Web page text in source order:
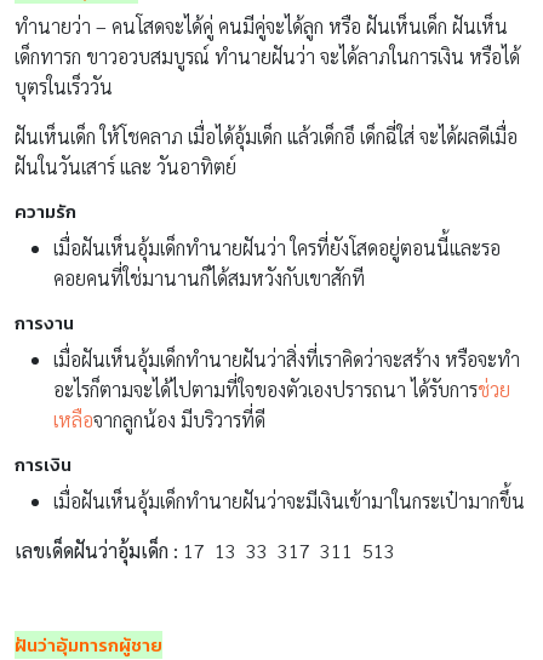
ทำนายว่า – คนโสดจะได้คู่ คนมีคู่จะได้ลูก หรือ ฝันเห็นเด็ก ฝันเห็น
เด็กทารก ขาวอวบสมบูรณ์ ทำนายฝันว่า จะได้ลาภในการเงิน หรือได้
บุตรในเร็ววัน
ฝันเห็นเด็ก ให้โชคลาภ เมื่อได้อุ้มเด็ก แล้วเด็กอึ เด็กฉี่ใส่ จะได้ผลดีเมื่อ
ฝันในวันเสาร์ และ วันอาทิตย์
ความรัก
เมื่อฝันเห็นอุ้มเด็กทำนายฝันว่า ใครที่ยังโสดอยู่ตอนนี้และรอ
คอยคนที่ใช่มานานก็ได้สมหวังกับเขาสักที
การงาน
เมื่อฝันเห็นอุ้มเด็กทำนายฝันว่าสิ่งที่เราคิดว่าจะสร้าง หรือจะทำ
อะไรก็ตามจะได้ไปตามที่ใจของตัวเองปรารถนา ได้รับการช่วย
เหลือจากลูกน้อง มีบริวารที่ดี
การเงิน
เมื่อฝันเห็นอุ้มเด็กทำนายฝันว่าจะมีเงินเข้ามาในกระเป๋ามากขึ้น
เลขเด็ดฝันว่าอุ้มเด็ก : 17 13 33 317 311 513
ฝันว่าอุ้มทารกผู้ชาย